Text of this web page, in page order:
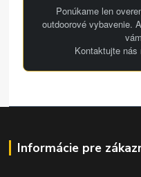
Ponúkame len
outdoorové vybavenie.
Kontaktujte nás
Informácie pre